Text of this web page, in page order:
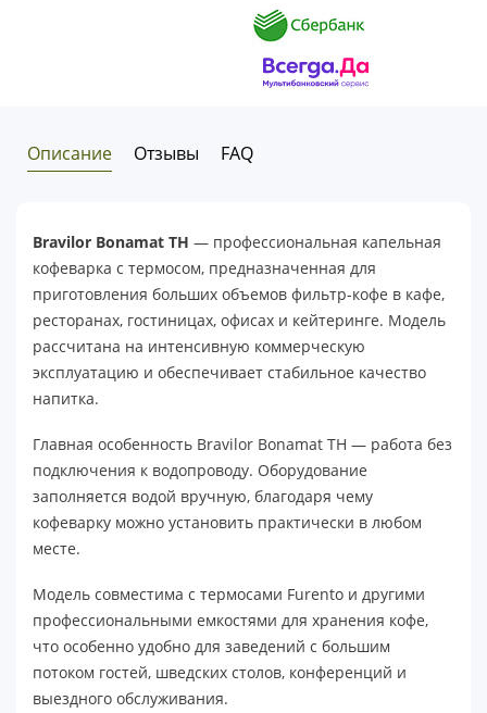
Описание Отзывы FAQ
Bravilor Bonamat TH — профессиональная капельная
кофеварка с термосом, предназначенная для
приготовления больших объемов фильтр-кофе в кафе,
ресторанах, гостиницах, офисах и кейтеринге. Модель
рассчитана на интенсивную коммерческую
эксплуатацию и обеспечивает стабильное качество
напитка.
Главная особенность Bravilor Bonamat TH — работа без
подключения к водопроводу. Оборудование
заполняется водой вручную, благодаря чему
кофеварку можно установить практически в любом
месте.
Модель совместима с термосами Furento и другими
профессиональными емкостями для хранения кофе,
что особенно удобно для заведений с большим
потоком гостей, шведских столов, конференций и
выездного обслуживания.